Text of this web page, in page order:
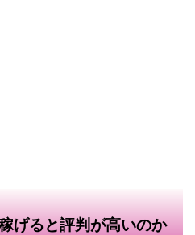
げると評判が高いのか